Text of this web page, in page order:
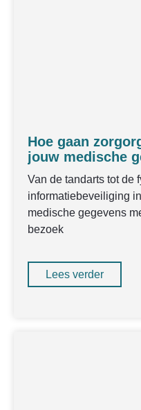
Hoe gaan
jouw medische
Van de tandarts tot de
informatiebeveiliging
medische gegevens
bezoek
Lees verder